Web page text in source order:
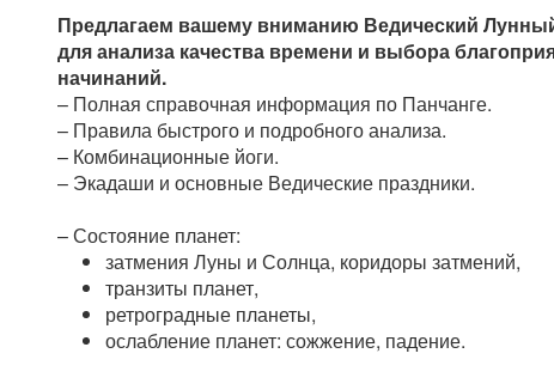
Предлагаем вашему вниманию Ведический
для анализа качества времени и выбора
начинаний.
– Полная справочная информация по Панчанге.
– Правила быстрого и подробного анализа.
– Комбинационные йоги.
– Экадаши и основные Ведические праздники.
–Состояние планет:
затмения Луны и Солнца, коридоры затмений,
транзиты планет,
ретроградные планеты,
ослабление планет: сожжение, падение.